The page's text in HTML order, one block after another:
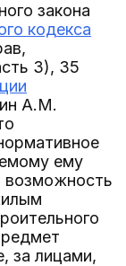
закона
кодекса
3), 35
А.М.
ему
возможность
за лицами,